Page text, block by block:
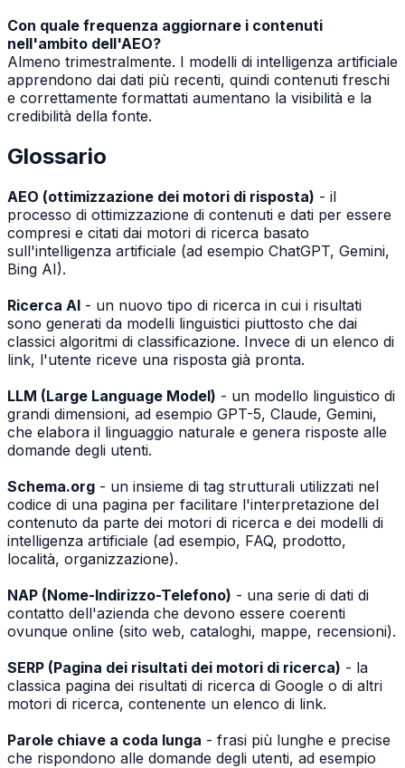
Con quale frequenza aggiornare i contenuti
nell'ambito dell'AEO?
Almeno trimestralmente. I modelli di intelligenza artificiale
apprendono dai dati più recenti, quindi contenuti freschi
e correttamente formattati aumentano la visibilità e la
credibilità della fonte.
Glossario
AEO (ottimizzazione dei motori di risposta) - il
processo di ottimizzazione di contenuti e dati per essere
compresi e citati dai motori di ricerca basato
sull'intelligenza artificiale (ad esempio ChatGPT, Gemini,
Bing AI).
Ricerca AI - un nuovo tipo di ricerca in cui i risultati
sono generati da modelli linguistici piuttosto che dai
classici algoritmi di classificazione. Invece di un elenco di
link, l'utente riceve una risposta già pronta.
LLM (Large Language Model) - un modello linguistico di
grandi dimensioni, ad esempio GPT-5, Claude, Gemini,
che elabora il linguaggio naturale e genera risposte alle
domande degli utenti.
Schema.org - un insieme di tag strutturali utilizzati nel
codice di una pagina per facilitare l'interpretazione del
contenuto da parte dei motori di ricerca e dei modelli di
intelligenza artificiale (ad esempio, FAQ, prodotto,
località, organizzazione).
NAP (Nome-Indirizzo-Telefono) - una serie di dati di
contatto dell'azienda che devono essere coerenti
ovunque online (sito web, cataloghi, mappe, recensioni).
SERP (Pagina dei risultati dei motori di ricerca) - la
classica pagina dei risultati di ricerca di Google o di altri
motori di ricerca, contenente un elenco di link.
Parole chiave a coda lunga - frasi più lunghe e precise
che rispondono alle domande degli utenti, ad esempio